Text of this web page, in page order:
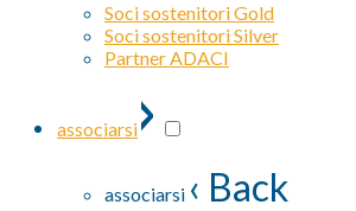
Soci sostenitori Gold
Soci sostenitori Silver
Partner ADACI
associarsi›
associarsi ‹ Back